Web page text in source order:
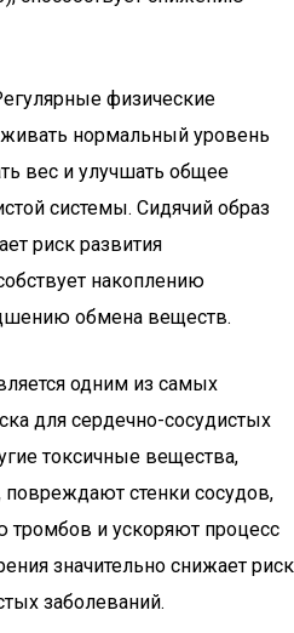
физические
нормальный уровень
вес и улучшать общее
системы. Сидячий образ
риск развития
накоплению
обмена веществ.
одним из самых
для сердечно-сосудистых
токсичные вещества,
повреждают стенки сосудов,
тромбов и ускоряют процесс
значительно снижает риск
заболеваний.